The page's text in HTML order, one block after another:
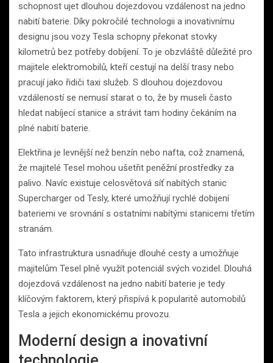
schopnost ujet dlouhou dojezdovou vzdálenost na jedno
nabití baterie. Díky pokročilé technologii a inovativnímu
designu jsou vozy Tesla schopny překonat stovky
kilometrů bez potřeby dobíjení. To je obzvláště důležité pro
majitele elektromobilů, kteří cestují na delší trasy nebo
pracují jako řidiči taxi služeb. S dlouhou dojezdovou
vzdáleností se nemusí starat o to, že by museli často
hledat nabíjecí stanice a strávit tam hodiny čekáním na
plné nabití baterie.
Elektřina je levnější než benzín nebo nafta, což znamená,
že majitelé Tesel mohou ušetřit peněžní prostředky za
palivo. Navíc existuje celosvětová síť nabítých stanic
Supercharger od Tesly, které umožňují rychlé dobijení
bateriemi ve srovnání s ostatními nabítými stanicemi třetím
stranám.
Tato infrastruktura usnadňuje dlouhé cesty a umožňuje
majitelům Tesel plně využít potenciál svých vozidel. Dlouhá
dojezdová vzdálenost na jedno nabití baterie je tedy
klíčovým faktorem, který přispívá k popularitě automobilů
Tesla a jejich ekonomickému provozu.
Moderní design a inovativní